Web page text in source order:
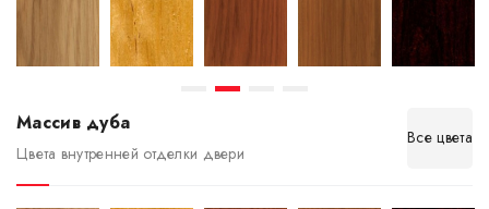
Массив дуба
Цвета внутренней отделки двери
Все цвета